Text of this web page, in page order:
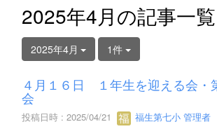
2025年4月の記事一覧
2025年4月 1件
４月１６日 １年生を迎える会・
会
投稿日時 : 2025/04/21 福生第七小 管理者